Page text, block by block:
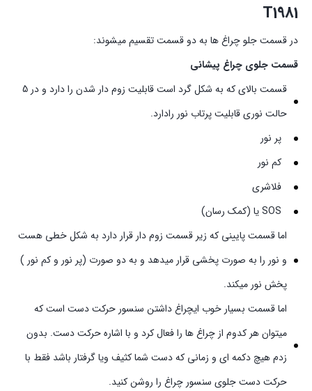
T1981
در قسمت جلو چراغ ها به دو قسمت تقسیم میشوند:
قسمت جلوی چراغ پیشانی
قسمت بالای که به شکل گرد است قابلیت زوم دار شدن را دارد و در 5
حالت نوری قابلیت پرتاب نور رادارد.
اما قسمت پایینی که زیر قسمت زوم دار قرار دارد به شکل خطی هست
و نور را به صورت پخشی قرار میدهد و به دو صورت (پر نور و کم نور )
پخش نور میکند.
اما قسمت بسیار خوب ایچراغ داشتن سنسور حرکت دست است که
میتوان هر کدوم از چراغ ها را فعال کرد و با اشاره حرکت دست. بدون
زدم هیچ دکمه ای و زمانی که دست شما کثیف ویا گرفتار باشد فقط با
حرکت دست جلوی سنسور چراغ را روشن کنید.